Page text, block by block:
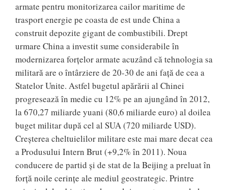
armate pentru monitorizarea cailor maritime de
trasport energie pe coasta de est unde China a
construit depozite gigant de combustibili. Drept
urmare China a investit sume considerabile în
modernizarea forțelor armate acuzând că tehnologia sa
militară are o întârziere de 20-30 de ani față de cea a
Statelor Unite. Astfel bugetul apărării al Chinei
progresează în medie cu 12% pe an ajungând în 2012,
la 670,27 miliarde yuani (80,6 miliarde euro) al doilea
buget militar după cel al SUA (720 miliarde USD).
Creșterea cheltuielilor militare este mai mare decat cea
a Produsului Intern Brut (+9,2% în 2011). Noua
conducere de partid și de stat de la Beijing a preluat în
forță noile cerințe ale mediul geostrategic. Printre